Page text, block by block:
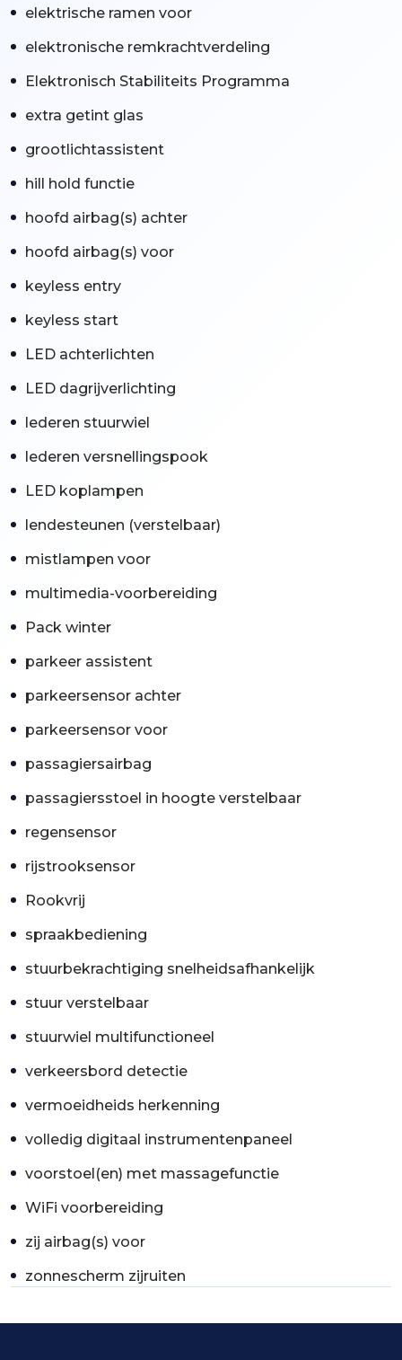
elektrische ramen voor
elektronische remkrachtverdeling
Elektronisch Stabiliteits Programma
extra getint glas
grootlichtassistent
hill hold functie
hoofd airbag(s) achter
hoofd airbag(s) voor
keyless entry
keyless start
LED achterlichten
LED dagrijverlichting
lederen stuurwiel
lederen versnellingspook
LED koplampen
lendesteunen (verstelbaar)
mistlampen voor
multimedia-voorbereiding
Pack winter
parkeer assistent
parkeersensor achter
parkeersensor voor
passagiersairbag
passagiersstoel in hoogte verstelbaar
regensensor
rijstrooksensor
Rookvrij
spraakbediening
stuurbekrachtiging snelheidsafhankelijk
stuur verstelbaar
stuurwiel multifunctioneel
verkeersbord detectie
vermoeidheids herkenning
volledig digitaal instrumentenpaneel
voorstoel(en) met massagefunctie
WiFi voorbereiding
zij airbag(s) voor
zonnescherm zijruiten